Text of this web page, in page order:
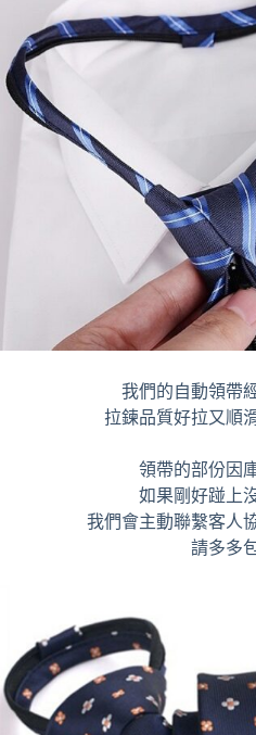
我們的自動領帶
拉鍊品質好拉又順
領帶的部份因
如果剛好踫上
我們會主動聯繫客人
請多多